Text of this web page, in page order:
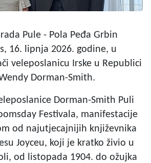
Pule - Pola Peđa Grbin
16. lipnja 2026. godine, u
veleposlanicu Irske u Republici
Dorman-Smith.
Dorman-Smith Puli
Festivala, manifestacije
od najutjecajnijih književnika
Joyceu, koji je kratko živio u
od listopada 1904. do ožujka